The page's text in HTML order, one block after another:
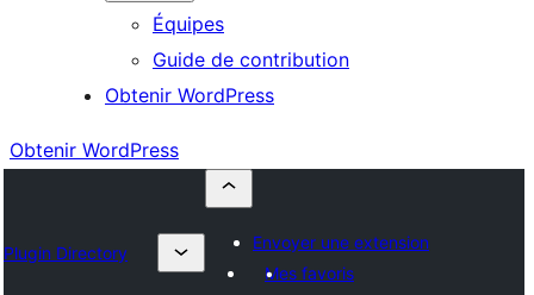
Équipes
Guide de contribution
Obtenir WordPress
Obtenir WordPress
Plugin Directory
Envoyer une extension
Mes favoris